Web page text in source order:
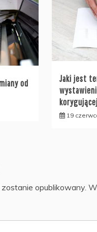
od
Jaki jest
19
opublikowany.